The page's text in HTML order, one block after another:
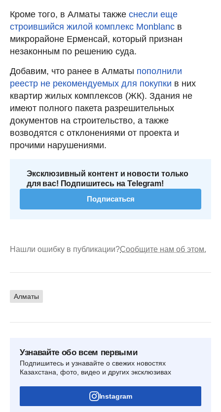
Кроме того, в Алматы также снесли еще
строившийся жилой комплекс Monblanc в
микрорайоне Ерменсай, который признан
незаконным по решению суда.
Добавим, что ранее в Алматы пополнили
реестр не рекомендуемых для покупки в них
квартир жилых комплексов (ЖК). Здания не
имеют полного пакета разрешительных
документов на строительство, а также
возводятся с отклонениями от проекта и
прочими нарушениями.
Эксклюзивный контент и новости только
для вас! Подпишитесь на Telegram!
Подписаться
Нашли ошибку в публикации?Сообщите нам об этом.
Алматы
Узнавайте обо всем первыми
Подпишитесь и узнавайте о свежих новостях
Казахстана, фото, видео и других эксклюзивах
Instagram